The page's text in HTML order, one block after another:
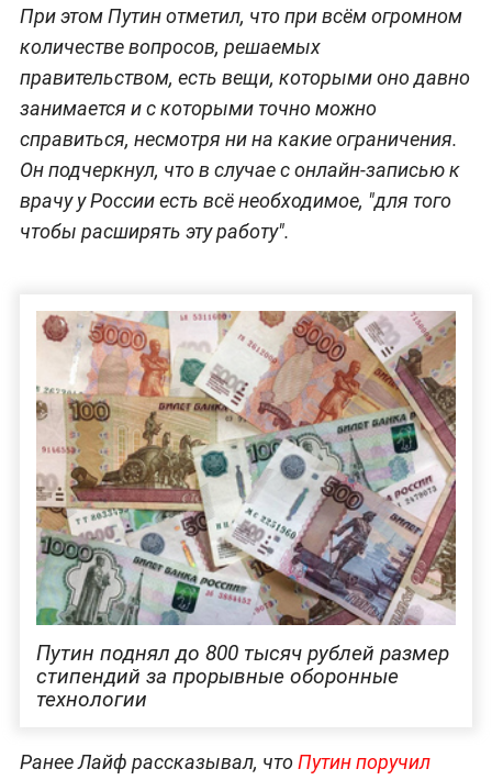
При этом Путин отметил, что при всём огромном
количестве вопросов, решаемых
правительством, есть вещи, которыми оно давно
занимается и с которыми точно можно
справиться, несмотря ни на какие ограничения.
Он подчеркнул, что в случае с онлайн-записью к
врачу у России есть всё необходимое, "для того
чтобы расширять эту работу".
Путин поднял до 800 тысяч рублей размер
стипендий за прорывные оборонные
технологии
Ранее Лайф рассказывал, чтоПутин поручил